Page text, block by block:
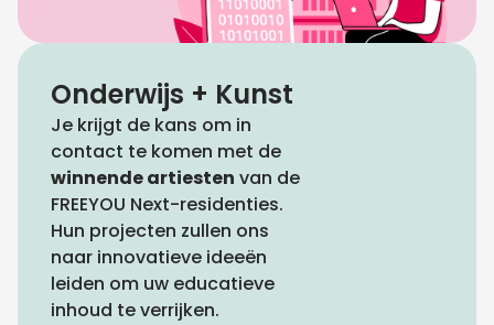
Onderwijs + Kunst
Je krijgt de kans om in
contact te komen met de
winnende artiesten van de
FREEYOU Next-residenties.
Hun projecten zullen ons
naar innovatieve ideeën
leiden om uw educatieve
inhoud te verrijken.